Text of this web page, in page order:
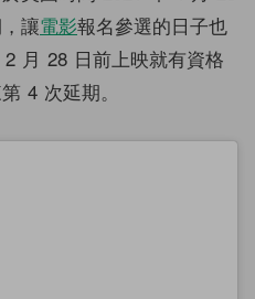
讓電影報名參選的日子也
月 28 日前上映就有資格
4 次延期。